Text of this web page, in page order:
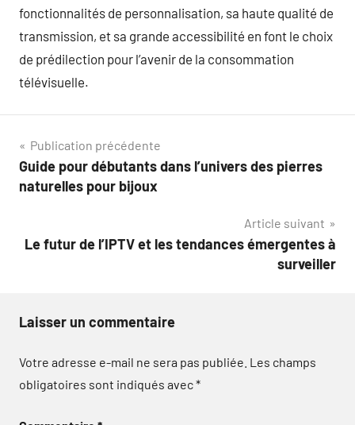
fonctionnalités de personnalisation, sa haute qualité de
transmission, et sa grande accessibilité en font le choix
de prédilection pour l’avenir de la consommation
télévisuelle.
Navigation
de
Publication précédente
Guide pour débutants dans l’univers des pierres
naturelles pour bijoux
Article suivant
Le futur de l’IPTV et les tendances émergentes à
surveiller
Laisser un commentaire
Votre adresse e-mail ne sera pas publiée. Les champs
obligatoires sont indiqués avec*